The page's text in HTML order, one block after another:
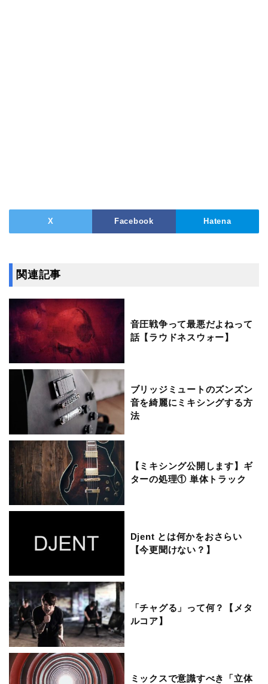
X Facebook Hatena
関連記事
音圧戦争って最悪だよねって
話【ラウドネスウォー】
ブリッジミュートのズンズン
音を綺麗にミキシングする方
法
【ミキシング公開します】ギ
ターの処理① 単体トラック
Djent とは何かをおさらい
【今更聞けない？】
「チャグる」って何？【メタ
ルコア】
ミックスで意識すべき「立体